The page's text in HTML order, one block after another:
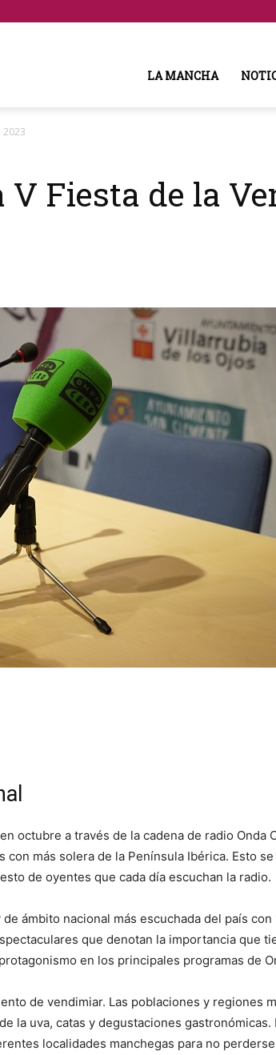
LA MANCHA
2023
V Fiesta de la
octubre a través de la cadena de radio Onda
más solera de la Península Ibérica. Esto
de oyentes que cada día escuchan la radio.
ámbito nacional más escuchada del país
que denotan la importancia que
en los principales programas de
de vendimiar. Las poblaciones y regiones
la uva, catas y degustaciones
localidades manchegas para no